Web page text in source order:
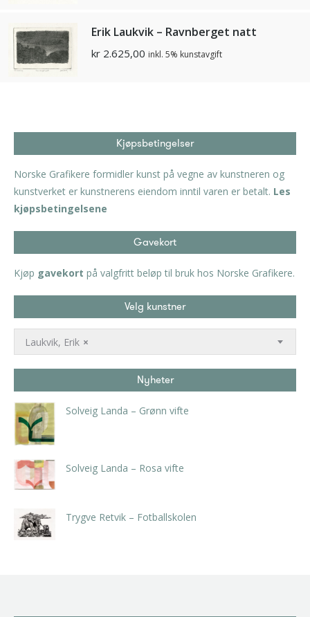
Erik Laukvik – Ravnberget natt
kr 2.625,00 inkl. 5% kunstavgift
Kjøpsbetingelser
Norske Grafikere formidler kunst på vegne av kunstneren og
kunstverket er kunstnerens eiendom inntil varen er betalt. Les
kjøpsbetingelsene
Gavekort
Kjøp gavekort på valgfritt beløp til bruk hos Norske Grafikere.
Velg kunstner
×
Laukvik, Erik
Nyheter
Solveig Landa – Grønn vifte
Solveig Landa – Rosa vifte
Trygve Retvik – Fotballskolen